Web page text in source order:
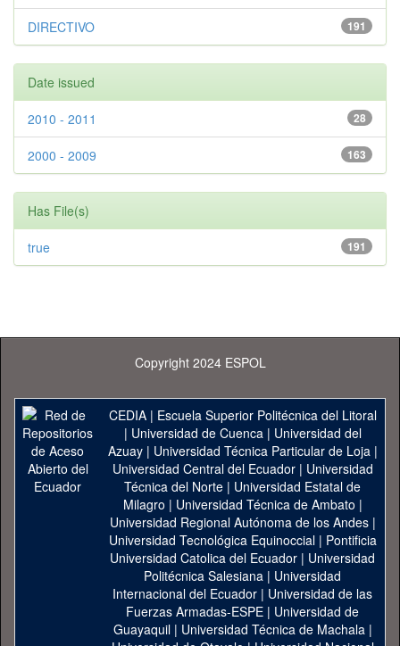
191
DIRECTIVO
Date issued
28
2010 - 2011
163
2000 - 2009
Has File(s)
191
true
Copyright 2024 ESPOL
CEDIA| Escuela Superior Politécnica del Litoral
| Universidad de Cuenca| Universidad del
Azuay| Universidad Técnica Particular de Loja|
Universidad Central del Ecuador| Universidad
Técnica del Norte | Universidad Estatal de
Milagro | Universidad Técnica de Ambato |
Universidad Regional Autónoma de los Andes|
Universidad Tecnológica Equinoccial| Pontificia
Universidad Catolica del Ecuador | Universidad
Politécnica Salesiana | Universidad
Internacional del Ecuador | Universidad de las
Fuerzas Armadas-ESPE | Universidad de
Guayaquil| Universidad Técnica de Machala|